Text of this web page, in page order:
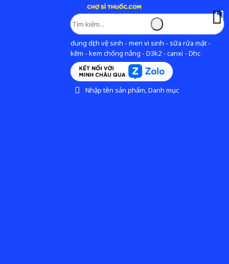
dung dịch vệ sinh - men vi sinh - sữa rửa mặt -
kẽm - kem chống nắng - D3k2 - canxi - Dhc
Nhập tên sản phẩm, Danh mục